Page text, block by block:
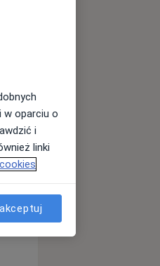
Śr,
w oparciu o
i
linki